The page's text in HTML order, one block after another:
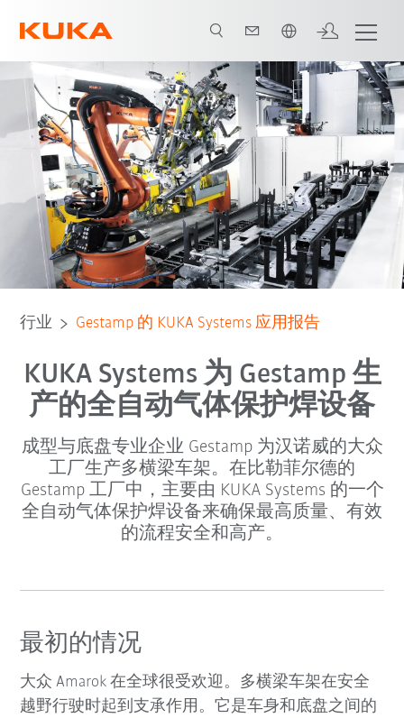
所有系统合作伙伴
行业 Gestamp 的 KUKA Systems 应用报告
KUKA Systems 为 Gestamp 生
产的全自动气体保护焊设备
成型与底盘专业企业 Gestamp 为汉诺威的大众
工厂生产多横梁车架。在比勒菲尔德的
Gestamp 工厂中，主要由 KUKA Systems 的一个
全自动气体保护焊设备来确保最高质量、有效
的流程安全和高产。
最初的情况
大众 Amarok 在全球很受欢迎。多横梁车架在安全
越野行驶时起到支承作用。它是车身和底盘之间的